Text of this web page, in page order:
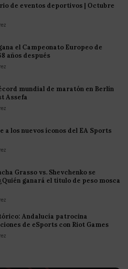
de eventos deportivos | Octubre
el Campeonato Europeo de
años después
mundial de maratón en Berlín
Assefa
a los nuevos íconos del EA Sports
Grasso vs. Shevchenko se
ganará el título de peso mosca
Andalucía patrocina
de eSports con Riot Games